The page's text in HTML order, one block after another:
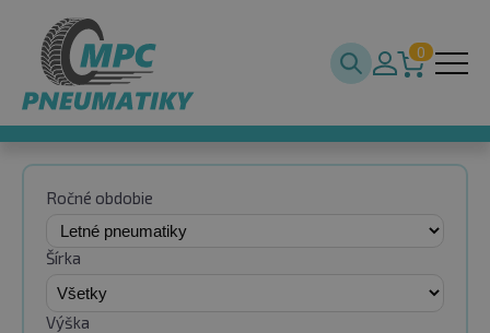
0
Ročné obdobie
Šírka
Výška